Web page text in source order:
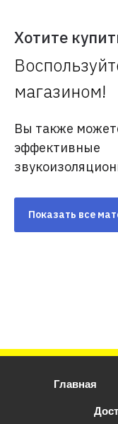
Хотите
магазином!
Вы также
эффективные
Показать все
Главная